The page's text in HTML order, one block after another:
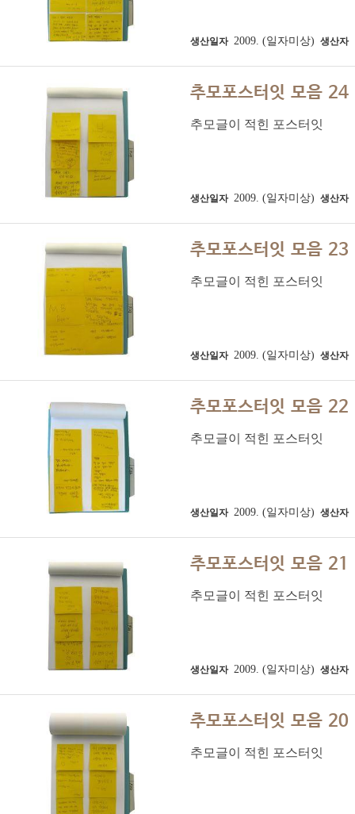
생산일자 2009. (일자미상) 생산자
추모포스터잇 모음 24
추모글이 적힌 포스터잇
생산일자 2009. (일자미상) 생산자
추모포스터잇 모음 23
추모글이 적힌 포스터잇
생산일자 2009. (일자미상) 생산자
추모포스터잇 모음 22
추모글이 적힌 포스터잇
생산일자 2009. (일자미상) 생산자
추모포스터잇 모음 21
추모글이 적힌 포스터잇
생산일자 2009. (일자미상) 생산자
추모포스터잇 모음 20
추모글이 적힌 포스터잇